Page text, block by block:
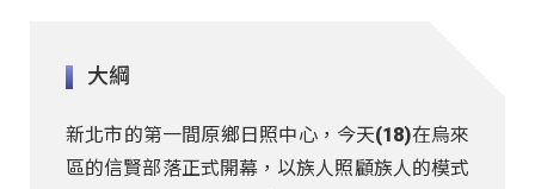
大綱
新北市的第一間原鄉日照中心，今天(18)在烏來
區的信賢部落正式開幕，以族人照顧族人的模式